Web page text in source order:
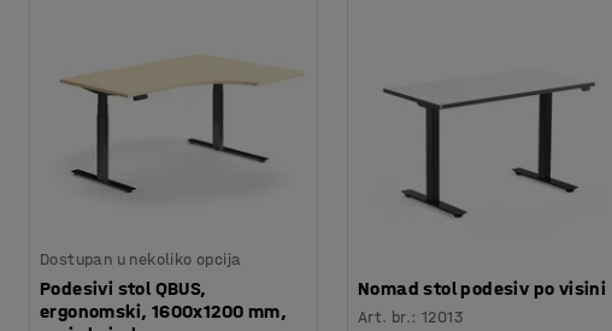
Dostupan u nekoliko opcija
Podesivi stol QBUS,
ergonomski, 1600x1200 mm,
Nomad stol podesiv po visini
Art. br.:12013